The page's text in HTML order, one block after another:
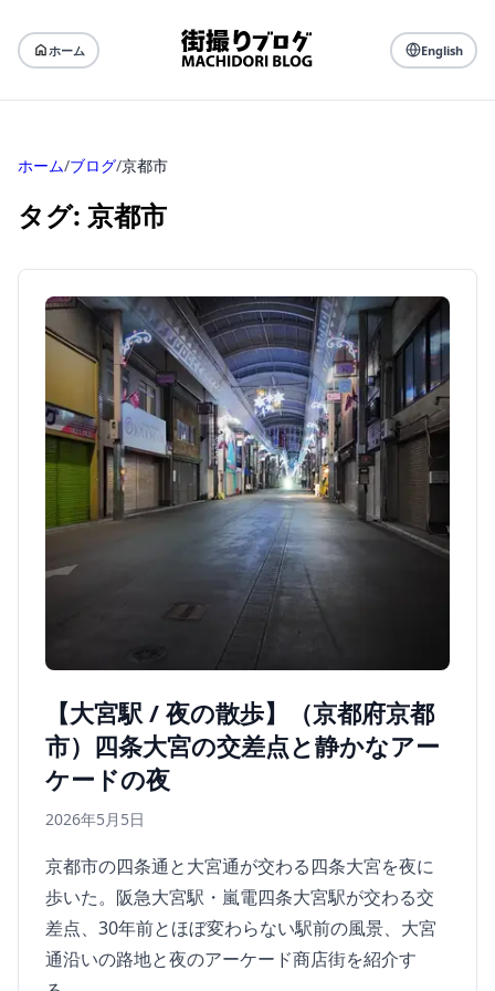
ホーム English
ホーム/ブログ/京都市
タグ: 京都市
【大宮駅 / 夜の散歩】（京都府京都
市）四条大宮の交差点と静かなアー
ケードの夜
2026年5月5日
京都市の四条通と大宮通が交わる四条大宮を夜に
歩いた。阪急大宮駅・嵐電四条大宮駅が交わる交
差点、30年前とほぼ変わらない駅前の風景、大宮
通沿いの路地と夜のアーケード商店街を紹介す